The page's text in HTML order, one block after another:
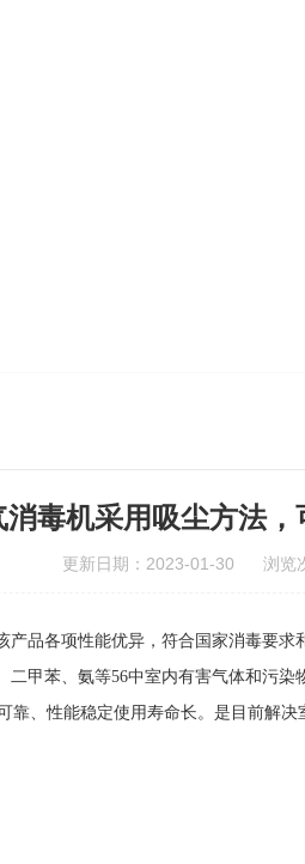
毒机采用吸尘方法
更新日期：2023-01-30 浏览
品各项性能优异，符合国家消毒要
甲苯、氨等56中室内有害气体和污
、性能稳定使用寿命长。是目前解